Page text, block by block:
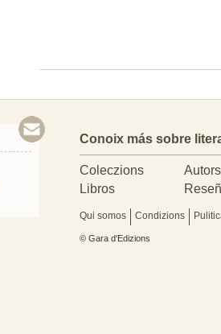
Conoix más sobre
Coleczions
Autors
Libros
Qui somos Condizions
© Gara d'Edizions